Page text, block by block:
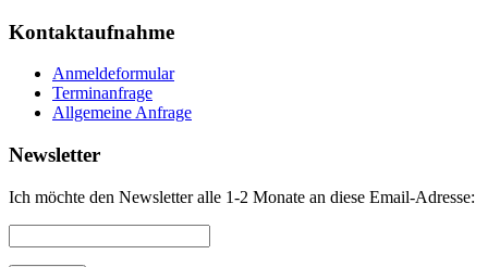
Kontaktaufnahme
Anmeldeformular
Terminanfrage
Allgemeine Anfrage
Newsletter
Ich möchte den Newsletter alle 1-2 Monate an diese Email-Adresse: